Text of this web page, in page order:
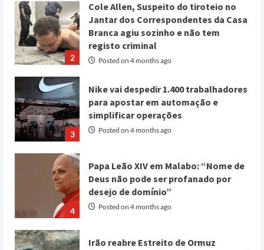
2
Cole Allen, Suspeito do tiroteio no
Jantar dos Correspondentes da Casa
Branca agiu sozinho e não tem
registo criminal
Posted on 4 months ago
3
Nike vai despedir 1.400 trabalhadores
para apostar em automação e
simplificar operações
Posted on 4 months ago
4
Papa Leão XIV em Malabo: “Nome de
Deus não pode ser profanado por
desejo de domínio”
Posted on 4 months ago
Irão reabre Estreito de Ormuz